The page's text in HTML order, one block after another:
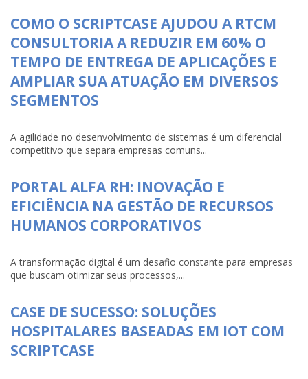
COMO O SCRIPTCASE AJUDOU A RTCM
CONSULTORIA A REDUZIR EM 60% O
TEMPO DE ENTREGA DE APLICAÇÕES E
AMPLIAR SUA ATUAÇÃO EM DIVERSOS
SEGMENTOS
A agilidade no desenvolvimento de sistemas é um diferencial
competitivo que separa empresas comuns...
PORTAL ALFA RH: INOVAÇÃO E
EFICIÊNCIA NA GESTÃO DE RECURSOS
HUMANOS CORPORATIVOS
A transformação digital é um desafio constante para empresas
que buscam otimizar seus processos,...
CASE DE SUCESSO: SOLUÇÕES
HOSPITALARES BASEADAS EM IOT COM
SCRIPTCASE